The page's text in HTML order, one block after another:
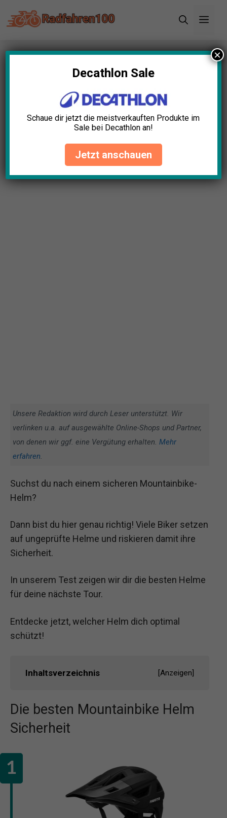
Inhalt
Startseite»Blog»Mountainbike Helm Sicherheit
Test: Die 5 besten (Bestenliste)
Mountainbike Helm Sicherheit
Test: Die 5 besten
(Bestenliste)
Unsere Redaktion wird durch Leser unterstützt. Wir
verlinken u.a. auf ausgewählte Online-Shops und Partner,
von denen wir ggf. eine Vergütung erhalten. Mehr
erfahren.
Suchst du nach einem sicheren Mountainbike-
Helm?
Dann bist du hier genau richtig! Viele Biker setzen
auf ungeprüfte Helme und riskieren damit ihre
Sicherheit.
In unserem Test zeigen wir dir die besten Helme
für deine nächste Tour.
Entdecke jetzt, welcher Helm dich optimal
schützt!
Inhaltsverzeichnis [Anzeigen]
Die besten Mountainbike Helm
Sicherheit
Decathlon Sale
Schaue dir jetzt die meistverkauften Produkte im
Sale bei Decathlon an!
Jetzt anschauen
×